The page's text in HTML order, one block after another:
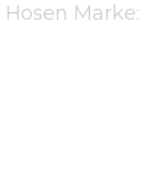
Hosen Marke: